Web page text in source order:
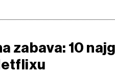
zabava: 10